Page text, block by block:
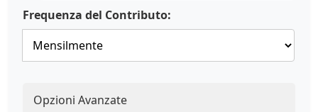
Frequenza del Contributo:
Opzioni Avanzate